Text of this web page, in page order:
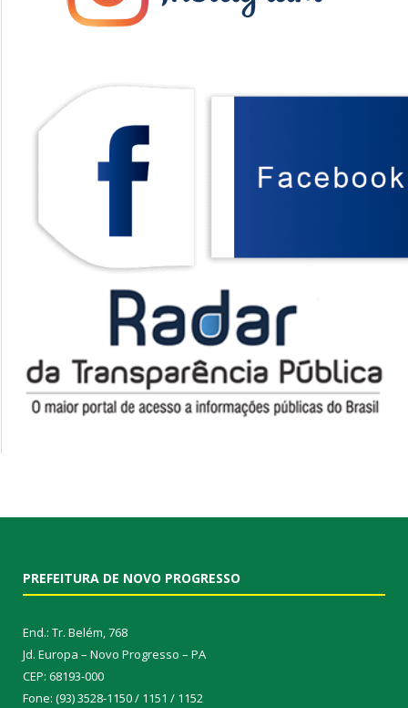
PREFEITURA DE NOVO PROGRESSO
End.: Tr. Belém, 768
Jd. Europa – Novo Progresso – PA
CEP: 68193-000
Fone: (93) 3528-1150 / 1151 / 1152